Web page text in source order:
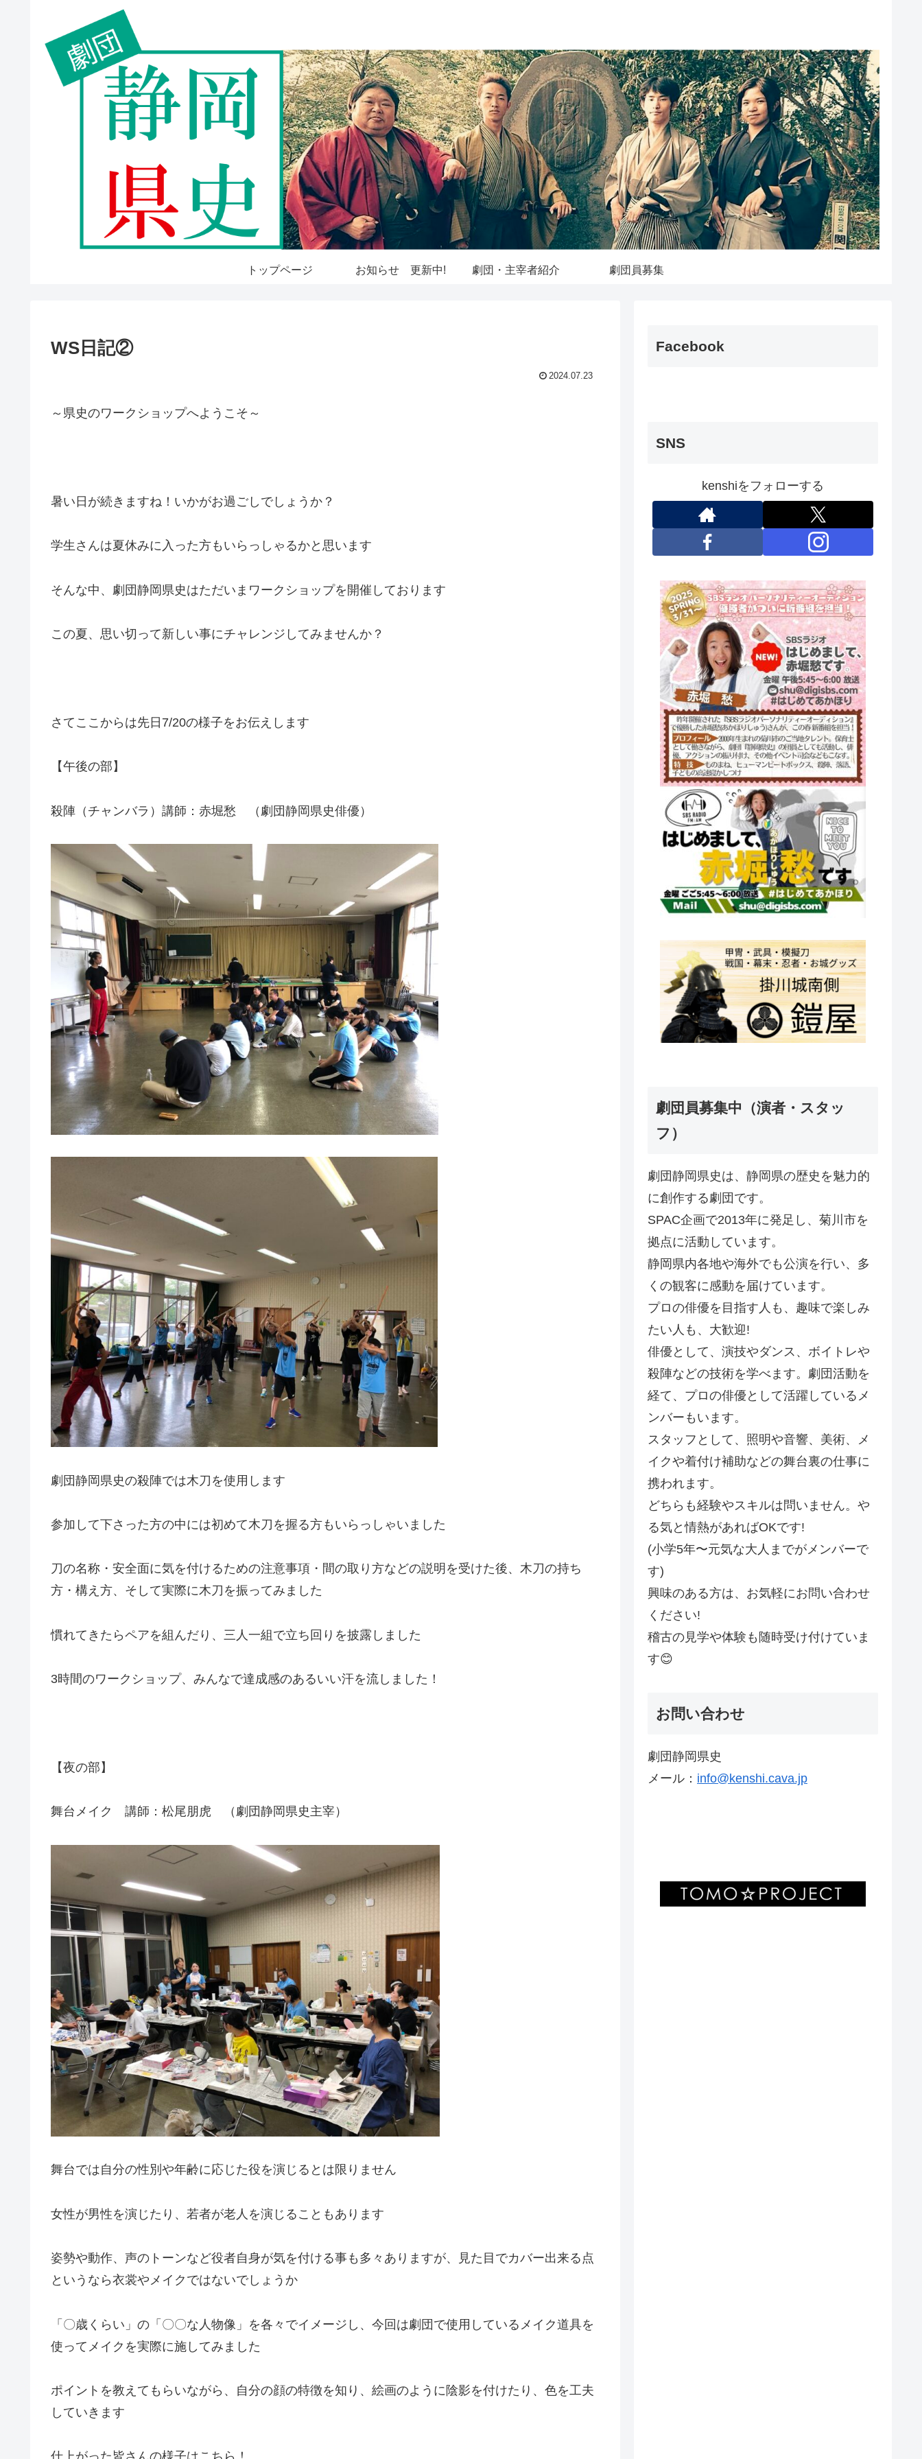
トップページ お知らせ 更新中! 劇団・主宰者紹介 劇団員募集
WS日記②
2024.07.23
～県史のワークショップへようこそ～
暑い日が続きますね！いかがお過ごしでしょうか？
学生さんは夏休みに入った方もいらっしゃるかと思います
そんな中、劇団静岡県史はただいまワークショップを開催しております
この夏、思い切って新しい事にチャレンジしてみませんか？
さてここからは先日7/20の様子をお伝えします
【午後の部】
殺陣（チャンバラ）講師：赤堀愁 （劇団静岡県史俳優）
劇団静岡県史の殺陣では木刀を使用します
参加して下さった方の中には初めて木刀を握る方もいらっしゃいました
刀の名称・安全面に気を付けるための注意事項・間の取り方などの説明を受けた後、木刀の持ち
方・構え方、そして実際に木刀を振ってみました
慣れてきたらペアを組んだり、三人一組で立ち回りを披露しました
3時間のワークショップ、みんなで達成感のあるいい汗を流しました！
【夜の部】
舞台メイク 講師：松尾朋虎 （劇団静岡県史主宰）
舞台では自分の性別や年齢に応じた役を演じるとは限りません
女性が男性を演じたり、若者が老人を演じることもあります
姿勢や動作、声のトーンなど役者自身が気を付ける事も多々ありますが、見た目でカバー出来る点
というなら衣裳やメイクではないでしょうか
「〇歳くらい」の「〇〇な人物像」を各々でイメージし、今回は劇団で使用しているメイク道具を
使ってメイクを実際に施してみました
ポイントを教えてもらいながら、自分の顔の特徴を知り、絵画のように陰影を付けたり、色を工夫
していきます
Facebook
SNS
kenshiをフォローする
劇団員募集中（演者・スタッ
フ）
劇団静岡県史は、静岡県の歴史を魅力的
に創作する劇団です。
SPAC企画で2013年に発足し、菊川市を
拠点に活動しています。
静岡県内各地や海外でも公演を行い、多
くの観客に感動を届けています。
プロの俳優を目指す人も、趣味で楽しみ
たい人も、大歓迎!
俳優として、演技やダンス、ボイトレや
殺陣などの技術を学べます。劇団活動を
経て、プロの俳優として活躍しているメ
ンバーもいます。
スタッフとして、照明や音響、美術、メ
イクや着付け補助などの舞台裏の仕事に
携われます。
どちらも経験やスキルは問いません。や
る気と情熱があればOKです!
(小学5年〜元気な大人までがメンバーで
す)
興味のある方は、お気軽にお問い合わせ
ください!
稽古の見学や体験も随時受け付けていま
す😊
お問い合わせ
劇団静岡県史
メール： info@kenshi.cava.jp